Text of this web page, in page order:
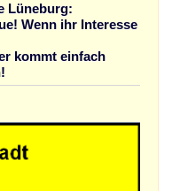
Lüneburg:
Wenn ihr Interesse
kommt einfach